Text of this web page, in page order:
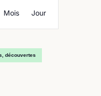
de
Évènement
Mois Jour
découvertes